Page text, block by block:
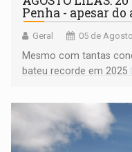
Penha - apesar
Geral 05 de
Mesmo com tantas
bateu recorde em 2025